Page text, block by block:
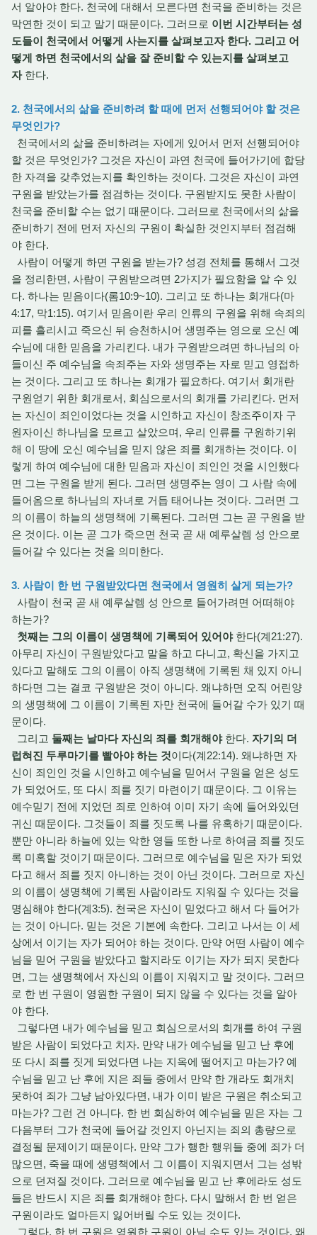
서 알아야 한다. 천국에 대해서 모른다면 천국을 준비하는 것은
막연한 것이 되고 말기 때문이다. 그러므로 이번 시간부터는 성
도들이 천국에서 어떻게 사는지를 살펴보고자 한다. 그리고 어
떻게 하면 천국에서의 삶을 잘 준비할 수 있는지를 살펴보고
자한다.
2. 천국에서의 삶을 준비하려 할 때에 먼저 선행되어야 할 것은
무엇인가?
천국에서의 삶을 준비하려는 자에게 있어서 먼저 선행되어야
할 것은 무엇인가? 그것은 자신이 과연 천국에 들어가기에 합당
한 자격을 갖추었는지를 확인하는 것이다. 그것은 자신이 과연
구원을 받았는가를 점검하는 것이다. 구원받지도 못한 사람이
천국을 준비할 수는 없기 때문이다. 그러므로 천국에서의 삶을
준비하기 전에 먼저 자신의 구원이 확실한 것인지부터 점검해
야 한다.
사람이 어떻게 하면 구원을 받는가? 성경 전체를 통해서 그것
을 정리한면, 사람이 구원받으려면 2가지가 필요함을 알 수 있
다. 하나는 믿음이다(롬10:9~10). 그리고 또 하나는 회개다(마
4:17, 막1:15). 여기서 믿음이란 우리 인류의 구원을 위해 속죄의
피를 흘리시고 죽으신 뒤 승천하시어 생명주는 영으로 오신 예
수님에 대한 믿음을 가리킨다. 내가 구원받으려면 하나님의 아
들이신 주 예수님을 속죄주는 자와 생명주는 자로 믿고 영접하
는 것이다. 그리고 또 하나는 회개가 필요하다. 여기서 회개란
구원얻기 위한 회개로서, 회심으로서의 회개를 가리킨다. 먼저
는 자신이 죄인이었다는 것을 시인하고 자신이 창조주이자 구
원자이신 하나님을 모르고 살았으며, 우리 인류를 구원하기위
해 이 땅에 오신 예수님을 믿지 않은 죄를 회개하는 것이다. 이
렇게 하여 예수님에 대한 믿음과 자신이 죄인인 것을 시인했다
면 그는 구원을 받게 된다. 그러면 생명주는 영이 그 사람 속에
들어옴으로 하나님의 자녀로 거듭 태어나는 것이다. 그러면 그
의 이름이 하늘의 생명책에 기록된다. 그러면 그는 곧 구원을 받
은 것이다. 이는 곧 그가 죽으면 천국 곧 새 예루살렘 성 안으로
들어갈 수 있다는 것을 의미한다.
3. 사람이 한 번 구원받았다면 천국에서 영원히 살게 되는가?
사람이 천국 곧 새 예루살렘 성 안으로 들어가려면 어떠해야
하는가?
첫째는 그의 이름이 생명책에 기록되어 있어야한다(계21:27).
아무리 자신이 구원받았다고 말을 하고 다니고, 확신을 가지고
있다고 말해도 그의 이름이 아직 생명책에 기록된 채 있지 아니
하다면 그는 결코 구원받은 것이 아니다. 왜냐하면 오직 어린양
의 생명책에 그 이름이 기록된 자만 천국에 들어갈 수가 있기 때
문이다.
그리고 둘째는 날마다 자신의 죄를 회개해야한다. 자기의 더
럽혀진 두루마기를 빨아야 하는 것이다(계22:14). 왜냐하면 자
신이 죄인인 것을 시인하고 예수님을 믿어서 구원을 얻은 성도
가 되었어도, 또 다시 죄를 짓기 마련이기 때문이다. 그 이유는
예수믿기 전에 지었던 죄로 인하여 이미 자기 속에 들어와있던
귀신 때문이다. 그것들이 죄를 짓도록 나를 유혹하기 때문이다.
뿐만 아니라 하늘에 있는 악한 영들 또한 나로 하여금 죄를 짓도
록 미혹할 것이기 때문이다. 그러므로 예수님을 믿은 자가 되었
다고 해서 죄를 짓지 아니하는 것이 아닌 것이다. 그러므로 자신
의 이름이 생명책에 기록된 사람이라도 지워질 수 있다는 것을
명심해야 한다(계3:5). 천국은 자신이 믿었다고 해서 다 들어가
는 것이 아니다. 믿는 것은 기본에 속한다. 그리고 나서는 이 세
상에서 이기는 자가 되어야 하는 것이다. 만약 어떤 사람이 예수
님을 믿어 구원을 받았다고 할지라도 이기는 자가 되지 못한다
면, 그는 생명책에서 자신의 이름이 지워지고 말 것이다. 그러므
로 한 번 구원이 영원한 구원이 되지 않을 수 있다는 것을 알아
야 한다.
그렇다면 내가 예수님을 믿고 회심으로서의 회개를 하여 구원
받은 사람이 되었다고 치자. 만약 내가 예수님을 믿고 난 후에
또 다시 죄를 짓게 되었다면 나는 지옥에 떨어지고 마는가? 예
수님을 믿고 난 후에 지은 죄들 중에서 만약 한 개라도 회개치
못하여 죄가 그냥 남아있다면, 내가 이미 받은 구원은 취소되고
마는가? 그런 건 아니다. 한 번 회심하여 예수님을 믿은 자는 그
다음부터 그가 천국에 들어갈 것인지 아닌지는 죄의 총량으로
결정될 문제이기 때문이다. 만약 그가 행한 행위들 중에 죄가 더
많으면, 죽을 때에 생명책에서 그 이름이 지워지면서 그는 성밖
으로 던져질 것이다. 그러므로 예수님을 믿고 난 후에라도 성도
들은 반드시 지은 죄를 회개해야 한다. 다시 말해서 한 번 얻은
구원이라도 얼마든지 잃어버릴 수도 있는 것이다.
그렇다. 한 번 구원은 영원한 구원이 아닐 수도 있는 것이다. 왜